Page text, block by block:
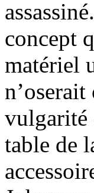
concept
matériel
vulgarité
table de